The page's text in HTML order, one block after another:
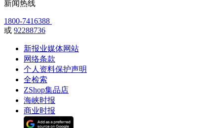
新闻热线
1800-7416388
或 92288736
新报业媒体网站
网络条款
个人资料保护声明
全检索
ZShop集品店
海峡时报
商业时报